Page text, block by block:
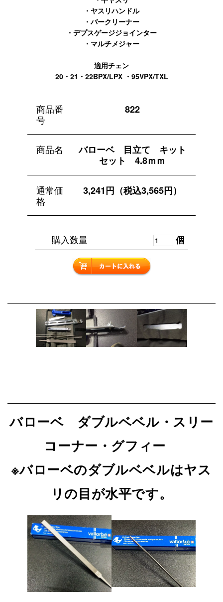
・ヤスリハンドル
・バークリーナー
・デプスゲージジョインター
・マルチメジャー
適用チェン
20・21・22BPX/LPX ・95VPX/TXL
商品番
号
822
商品名
バローベ 目立て キット
セット 4.8ｍｍ
通常価
格
3,241円（税込3,565円）
購入数量 個
バローベ ダブルベベル・スリー
コーナー・グフィー
※バローベのダブルベベルはヤス
リの目が水平です。